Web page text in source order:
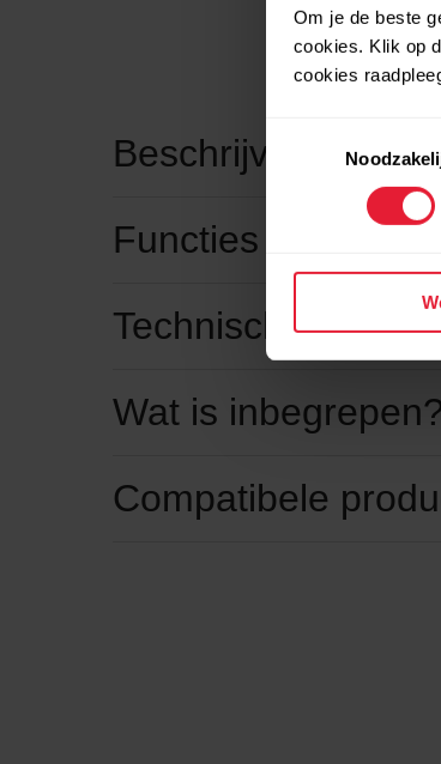
Om je de beste
cookies. Klik op
cookies
Beschrijving
Functies
Technische
Wat is
Compatibele